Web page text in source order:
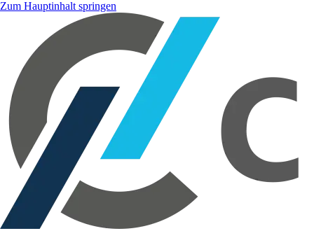
Zum Hauptinhalt springen